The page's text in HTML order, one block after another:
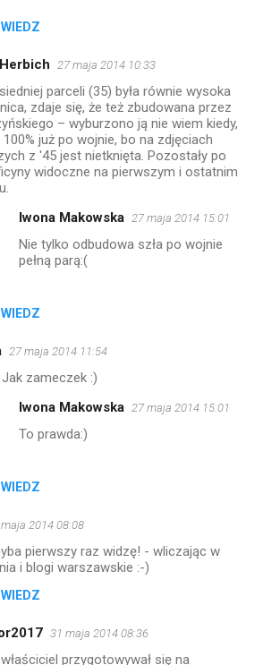
27 maja 2014 10:33
parceli (35) była równie wysoka
zdaje się, że też zbudowana przez
– wyburzono ją nie wiem kiedy,
100% już po wojnie, bo na zdjęciach
z '45 jest nietknięta. Pozostały po
widoczne na pierwszym i ostatnim
Iwona Makowska 27 maja 2014 15:01
Nie tylko odbudowa szła po wojnie
pełną parą:(
27 maja 2014 11:54
zameczek :)
Iwona Makowska 27 maja 2014 15:01
To prawda:)
2014 08:08
pierwszy raz widzę! - wliczając w
i blogi warszawskie :-)
31 maja 2014 08:36
przygotowywał się na